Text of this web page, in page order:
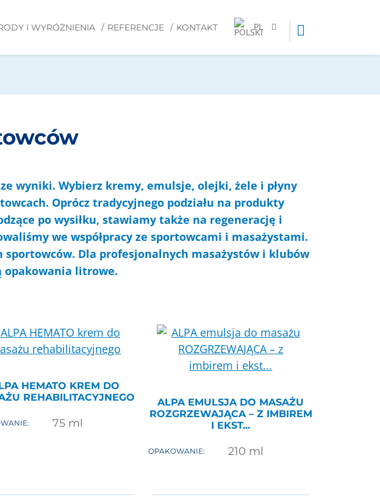
I WYRÓŻNIENIA REFERENCJE KONTAKT PL
wyniki. Wybierz kremy, emulsje, olejki, żele i płyny
Oprócz tradycyjnego podziału na produkty
po wysiłku, stawiamy także na regenerację i
we współpracy ze sportowcami i masażystami.
sportowców. Dla profesjonalnych masażystów i klubów
opakowania litrowe.
HEMATO KREM DO
REHABILITACYJNEGO
75 ml
ALPA EMULSJA DO MASAŻU
ROZGRZEWAJĄCA – Z IMBIREM
I EKST...
OPAKOWANIE: 210 ml